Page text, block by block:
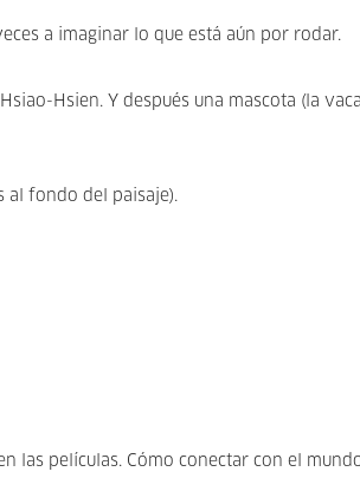
a imaginar lo que está aún por rodar.
Hsien. Y después una mascota (la vaca
al fondo del paisaje).
las películas. Cómo conectar con el